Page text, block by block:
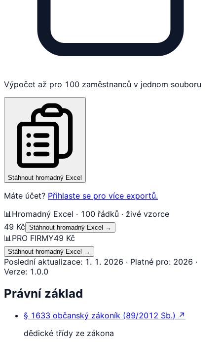
Výpočet až pro 100 zaměstnanců v jednom souboru
Stáhnout hromadný Excel
Máte účet? Přihlaste se pro více exportů.
📊Hromadný Excel · 100 řádků · živé vzorce
49 Kč Stáhnout hromadný Excel →
📊PRO FIRMY49 Kč
Stáhnout hromadný Excel →
Poslední aktualizace: 1. 1. 2026 · Platné pro: 2026 ·
Verze: 1.0.0
Právní základ
§ 1633 občanský zákoník (89/2012 Sb.) ↗
dědické třídy ze zákona